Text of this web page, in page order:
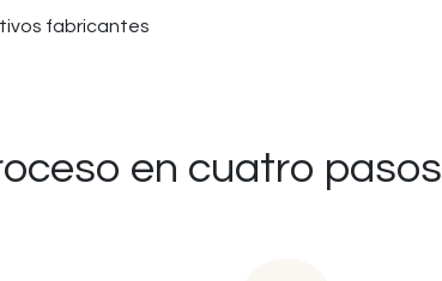
fabricantes
en cuatro pasos